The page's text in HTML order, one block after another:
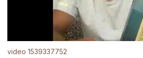
video 1539337752